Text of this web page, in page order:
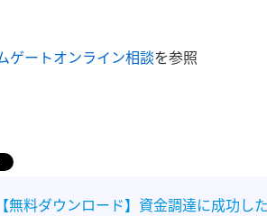
ゲートオンライン相談を参照
【無料ダウンロード】資金調達に成功